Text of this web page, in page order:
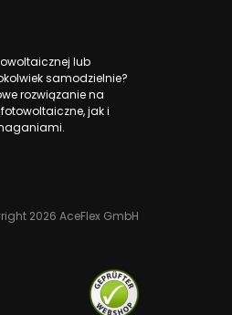
lub
samodzielnie?
rozwiązanie na
jak i
2026 AceFlex GmbH